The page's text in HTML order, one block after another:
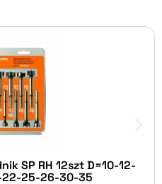
SP RH 12szt D=10-12-
22-25-26-30-35